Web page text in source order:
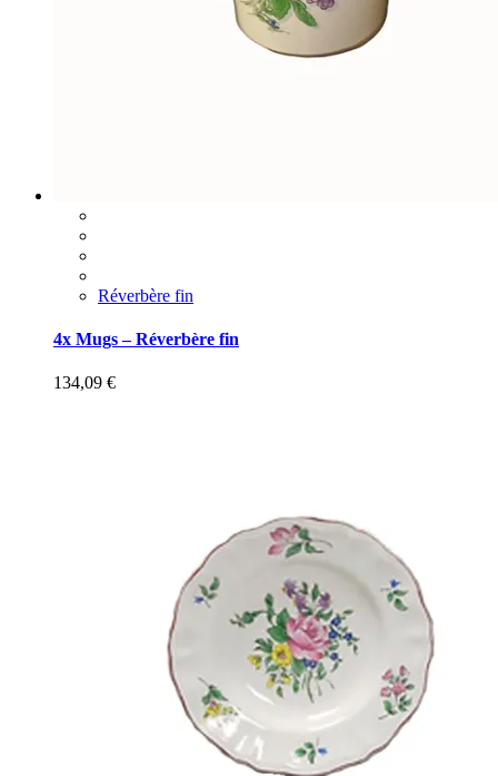
Réverbère fin
4x Mugs – Réverbère fin
134,09 €